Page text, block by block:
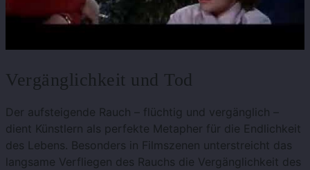
Vergänglichkeit und Tod
Der aufsteigende Rauch – flüchtig und vergänglich –
dient Künstlern als perfekte Metapher für die Endlichkeit
des Lebens. Besonders in Filmszenen unterstreicht das
langsame Verfliegen des Rauchs die Vergänglichkeit des